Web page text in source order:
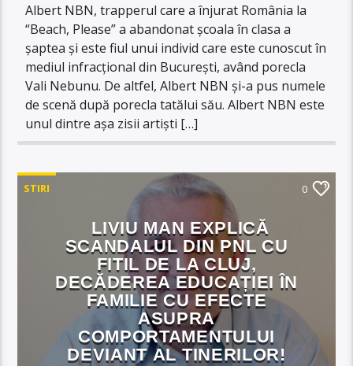
Albert NBN, trapperul care a înjurat România la
“Beach, Please” a abandonat școala în clasa a
șaptea și este fiul unui individ care este cunoscut în
mediul infracțional din București, având porecla
Vali Nebunu. De altfel, Albert NBN și-a pus numele
de scenă după porecla tatălui său. Albert NBN este
unul dintre așa zisii artiști […]
STIRI 0
LIVIU MAN EXPLICĂ
SCANDALUL DIN PNL CU
FITIL DE LA CLUJ,
DECĂDEREA EDUCAȚIEI ÎN
FAMILIE CU EFECTE
ASUPRA
COMPORTAMENTULUI
DEVIANT AL TINERILOR!